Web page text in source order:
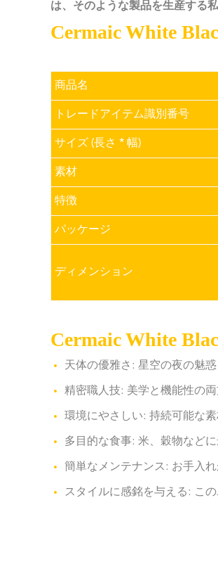
は、そのような製品を生産する
Cermaic White
商品名
トレードアイテム識別番号
サイズ (長さ * 幅)
素材
特徴
パッケージ
ディメンション
Cermaic White
天体の優雅さ: 星空の夜の魅
精密職人技: 美学と機能性の
環境にやさしい: 持続可能な
多目的な食事: 米、穀物など
簡単なメンテナンス: お手入
スタイルに感銘を与える: こ